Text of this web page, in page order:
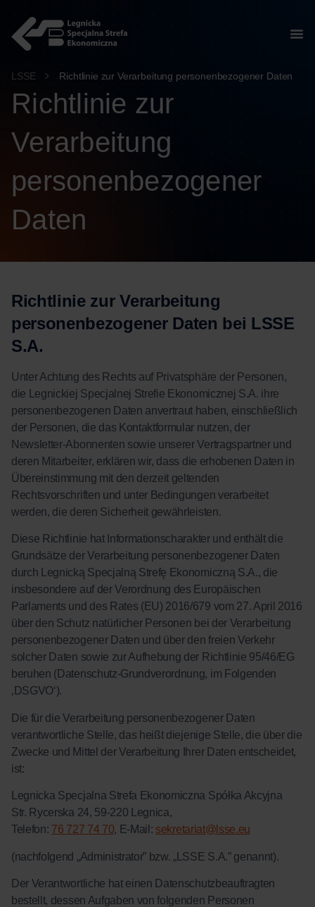
springen
LSSE Richtlinie zur Verarbeitung personenbezogener Daten
Richtlinie zur
Verarbeitung
personenbezogener
Daten
Richtlinie zur Verarbeitung
personenbezogener Daten bei LSSE
S.A.
Unter Achtung des Rechts auf Privatsphäre der Personen,
die Legnickiej Specjalnej Strefie Ekonomicznej S.A. ihre
personenbezogenen Daten anvertraut haben, einschließlich
der Personen, die das Kontaktformular nutzen, der
Newsletter-Abonnenten sowie unserer Vertragspartner und
deren Mitarbeiter, erklären wir, dass die erhobenen Daten in
Übereinstimmung mit den derzeit geltenden
Rechtsvorschriften und unter Bedingungen verarbeitet
werden, die deren Sicherheit gewährleisten.
Diese Richtlinie hat Informationscharakter und enthält die
Grundsätze der Verarbeitung personenbezogener Daten
durch Legnicką Specjalną Strefę Ekonomiczną S.A., die
insbesondere auf der Verordnung des Europäischen
Parlaments und des Rates (EU) 2016/679 vom 27. April 2016
über den Schutz natürlicher Personen bei der Verarbeitung
personenbezogener Daten und über den freien Verkehr
solcher Daten sowie zur Aufhebung der Richtlinie 95/46/EG
beruhen (Datenschutz-Grundverordnung, im Folgenden
‚DSGVO‘).
Die für die Verarbeitung personenbezogener Daten
verantwortliche Stelle, das heißt diejenige Stelle, die über die
Zwecke und Mittel der Verarbeitung Ihrer Daten entscheidet,
ist:
Legnicka Specjalna Strefa Ekonomiczna Spółka Akcyjna
Str. Rycerska 24, 59-220 Legnica,
Telefon: 76 727 74 70, E-Mail: sekretariat@lsse.eu
(nachfolgend „Administrator” bzw. „LSSE S.A.” genannt).
Der Verantwortliche hat einen Datenschutzbeauftragten
bestellt, dessen Aufgaben von folgenden Personen